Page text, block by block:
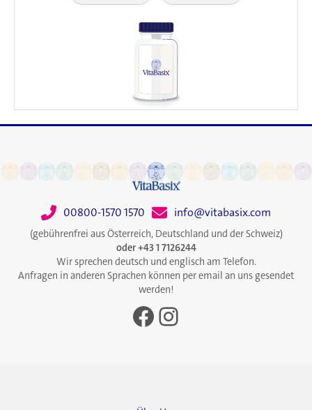
00800-1570 1570 info@vitabasix.com
(gebührenfrei aus Österreich, Deutschland und der Schweiz)
oder +43 1 7126244
Wir sprechen deutsch und englisch am Telefon.
Anfragen in anderen Sprachen können per email an uns gesendet
werden!
Facebook
Instagram